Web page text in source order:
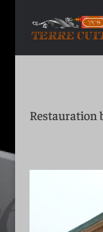
Restauration